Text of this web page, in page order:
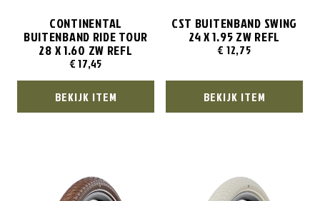
CONTINENTAL
BUITENBAND RIDE TOUR
28 X 1.60 ZW REFL
€17,45
BEKIJK ITEM
CST BUITENBAND SWING
24 X 1.95 ZW REFL
€ 12,75
BEKIJK ITEM